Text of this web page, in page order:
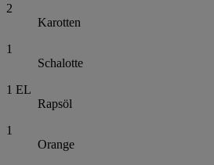
2
Karotten
1
Schalotte
1 EL
Rapsöl
1
Orange